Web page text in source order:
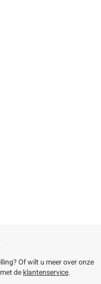
Of wilt u meer over onze
deklantenservice.